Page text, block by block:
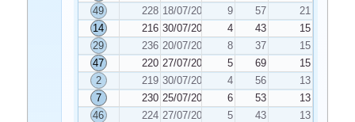
49
228 18/07/2022 9 57
21
14
216 30/07/2022 4 43
15
29
236 20/07/2022 8 37
15
47
220 27/07/2022 5 69
15
2
219 30/07/2022 4 56
13
7
230 25/07/2022 6 53
13
46
224 27/07/2022 5 43
13